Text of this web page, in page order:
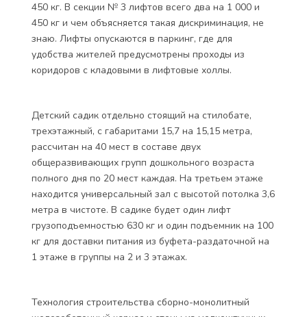
450 кг. В секции № 3 лифтов всего два на 1 000 и
450 кг и чем объясняется такая дискриминация, не
знаю. Лифты опускаются в паркинг, где для
удобства жителей предусмотрены проходы из
коридоров с кладовыми в лифтовые холлы.
Детский садик отдельно стоящий на стилобате,
трехэтажный, с габаритами 15,7 на 15,15 метра,
рассчитан на 40 мест в составе двух
общеразвивающих групп дошкольного возраста
полного дня по 20 мест каждая. На третьем этаже
находится универсальный зал с высотой потолка 3,6
метра в чистоте. В садике будет один лифт
грузоподъемностью 630 кг и один подъемник на 100
кг для доставки питания из буфета-раздаточной на
1 этаже в группы на 2 и 3 этажах.
Технология строительства сборно-монолитный